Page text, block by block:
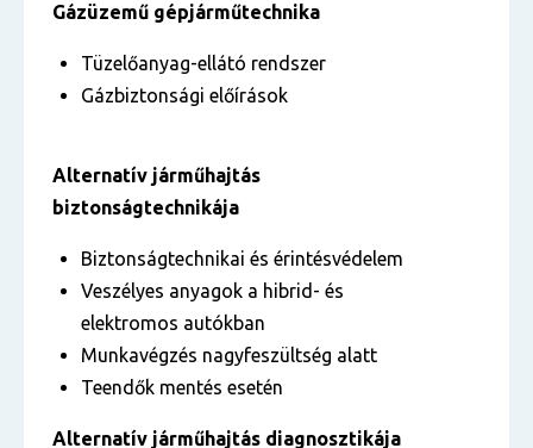
Gázüzemű gépjárműtechnika
Tüzelőanyag-ellátó rendszer
Gázbiztonsági előírások
Alternatív járműhajtás
biztonságtechnikája
Biztonságtechnikai és érintésvédelem
Veszélyes anyagok a hibrid- és
elektromos autókban
Munkavégzés nagyfeszültség alatt
Teendők mentés esetén
Alternatív járműhajtás diagnosztikája